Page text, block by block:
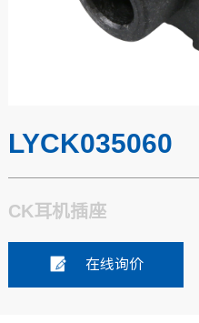
LYCK035060
CK耳机插座
在线询价